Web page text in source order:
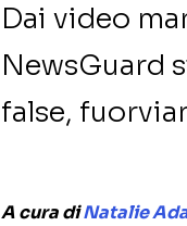
Dai video
NewsGuard
false,
A cura diNatalie